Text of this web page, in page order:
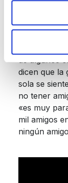
Para la
Una
de algunos
dicen que la
sola se
no tener
«es muy
mil amigos
ningún